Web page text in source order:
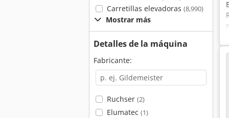
Carretillas elevadoras (8,990)
Mostrar más
Detalles de la máquina
Fabricante:
Ruchser (2)
Elumatec (1)